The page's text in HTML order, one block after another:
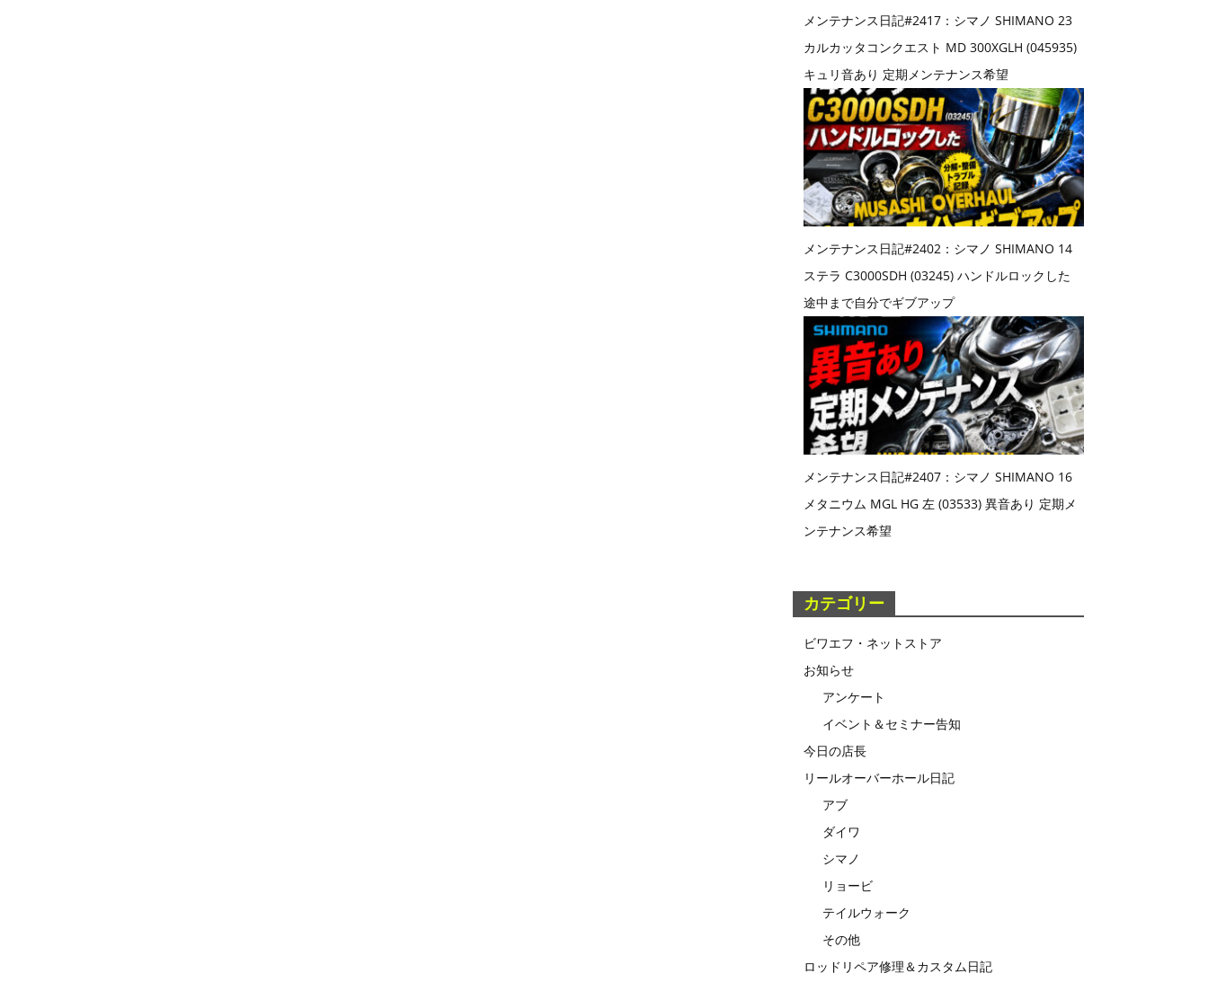
メンテナンス日記#2417：シマノ SHIMANO 23
カルカッタコンクエスト MD 300XGLH (045935)
キュリ音あり 定期メンテナンス希望
メンテナンス日記#2402：シマノ SHIMANO 14
ステラ C3000SDH (03245) ハンドルロックした
途中まで自分でギブアップ
メンテナンス日記#2407：シマノ SHIMANO 16
メタニウム MGL HG 左 (03533) 異音あり 定期メ
ンテナンス希望
カテゴリー
ビワエフ・ネットストア
お知らせ
アンケート
イベント＆セミナー告知
今日の店長
リールオーバーホール日記
アブ
ダイワ
シマノ
リョービ
テイルウォーク
その他
ロッドリペア修理＆カスタム日記